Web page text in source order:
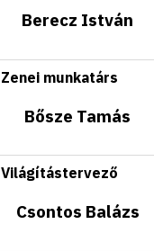
Berecz István
Zenei munkatárs
Bősze Tamás
Világítástervező
Csontos Balázs